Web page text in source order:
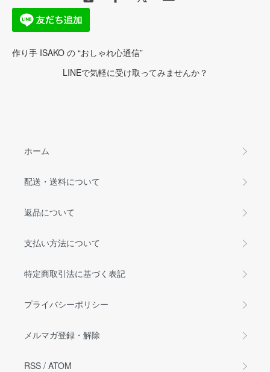
作り手 ISAKO の “おしゃれ心通信”
LINEで気軽に受け取ってみませんか？
ホーム
配送・送料について
返品について
支払い方法について
特定商取引法に基づく表記
プライバシーポリシー
メルマガ登録・解除
RSS / ATOM